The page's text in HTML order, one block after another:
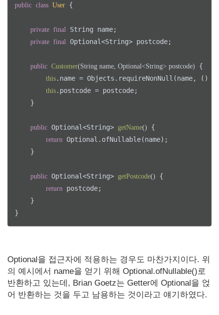
public class User {
private final String name;
private final Optional<String> postcode;
public Customer(String name, Optional<String> postcode) {
this .name = Objects.requireNonNull(name, ()
this .postcode = postcode;
    }
public Optional<String> getName() {
return Optional.ofNullable(name);
    }
public Optional<String> getPostcode() {
return
postcode;
    }
}
Optional을 접근자에 적용하는 경우도 마찬가지이다. 위
의 예시에서 name을 얻기 위해 Optional.ofNullable()로
반환하고 있는데, Brian Goetz는 Getter에 Optional을 얹
어 반환하는 것을 두고 남용하는 것이라고 얘기하였다.